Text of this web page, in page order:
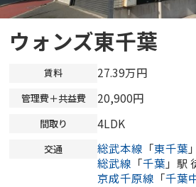
ウォンズ東千葉
賃料 27.39万円
管理費＋共益費 20,900円
間取り 4LDK
交通 総武本線 「東千葉
総武線 「千葉 」駅
京成千原線 「千葉